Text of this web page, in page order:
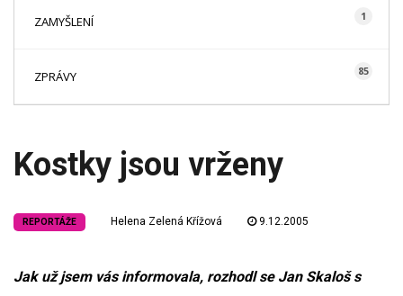
ZAMYŠLENÍ 1
ZPRÁVY 85
Kostky jsou vrženy
REPORTÁŽE Helena Zelená Křížová 9.12.2005
Jak už jsem vás informovala, rozhodl se Jan Skaloš s